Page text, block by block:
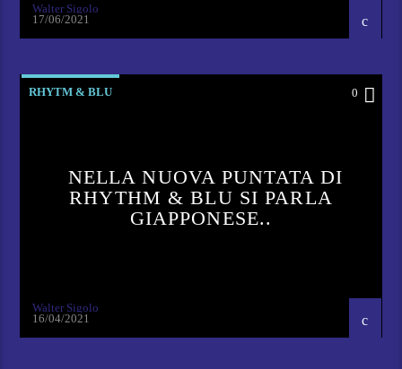
Walter Sigolo
17/06/2021
RHYTM & BLU 0
NELLA NUOVA PUNTATA DI
RHYTHM & BLU SI PARLA
GIAPPONESE..
Walter Sigolo
16/04/2021